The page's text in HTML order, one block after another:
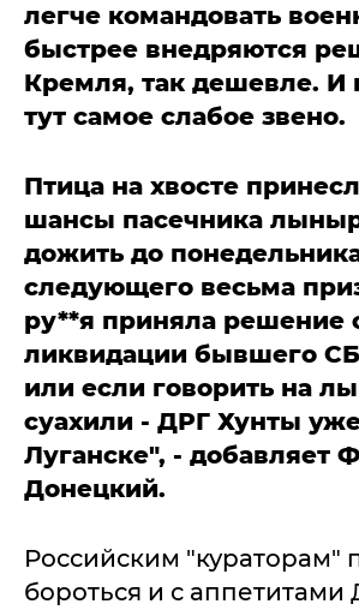
легче командовать
быстрее внедряются
Кремля, так дешевле. И
тут самое слабое звено.
Птица на хвосте
шансы пасечника
дожить до
следующего весьма
ру**я приняла решение
ликвидации бывшего
или если говорить на
суахили - ДРГ Хунты
Луганске", - добавляет
Донецкий.
Российским "кураторам"
бороться и с аппетитами